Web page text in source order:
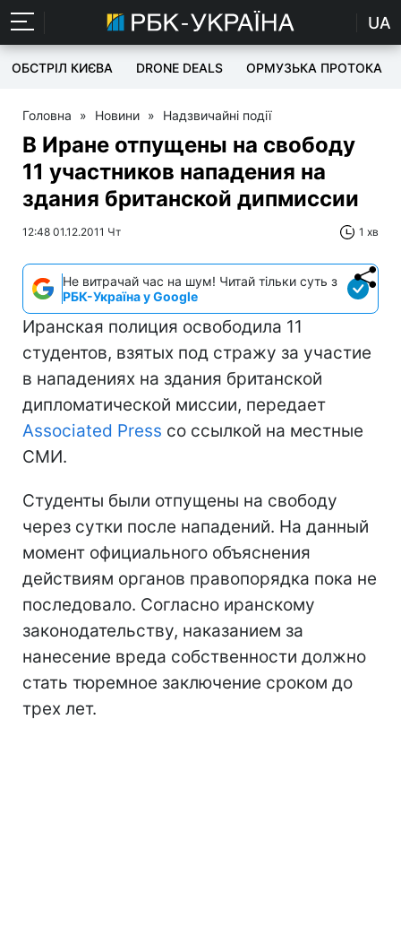
UA
ОБСТРІЛ КИЄВА DRONE DEALS ОРМУЗЬКА ПРОТОКА
Головна » Новини » Надзвичайні події
В Иране отпущены на свободу
11 участников нападения на
здания британской дипмиссии
12:48 01.12.2011 Чт 1 хв
Не витрачай час на шум! Читай тільки суть з
РБК-Україна у Google
Иранская полиция освободила 11
студентов, взятых под стражу за участие
в нападениях на здания британской
дипломатической миссии, передает
Associated Press со ссылкой на местные
СМИ.
Студенты были отпущены на свободу
через сутки после нападений. На данный
момент официального объяснения
действиям органов правопорядка пока не
последовало. Согласно иранскому
законодательству, наказанием за
нанесение вреда собственности должно
стать тюремное заключение сроком до
трех лет.